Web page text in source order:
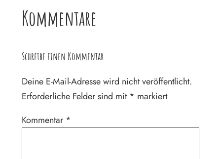
Kommentare
Schreibe einen Kommentar
Deine E-Mail-Adresse wird nicht veröffentlicht.
Erforderliche Felder sind mit * markiert
Kommentar *